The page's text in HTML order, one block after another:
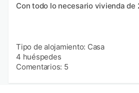
Con todo lo necesario vivienda de
Tipo de alojamiento: Casa
4 huéspedes
Comentarios: 5